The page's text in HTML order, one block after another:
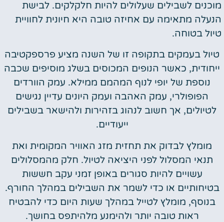
מוכנים לשבילים שעלולים להיות חלקלקים. לבישת
הנעלה מתאימה עם אחיזה טובה היא חיונית לחוויית
טיול בטוחה.
טיול בעמקים בתקופה זו של השנה מציע פרספקטיבה
ייחודית, כאשר הנופים המכוסים בשלג מוסיפים שכבה
נוספת של יופי לנוף המהמם ממילא. עמק הוורדים
הפופולרי, עמק האהבה ועמק היונים עדיין נגישים
לטיולים, אך חשוב לנהוג בזהירות ולהישאר בשבילים
ייעודיים.
מומלץ לבדוק את תחזית מזג האוויר המקומית ואת
תנאי המסלול לפני היציאה לטיול. חלק מהמסלולים
עשויים להיות סגורים באופן זמני עקב חששות
בטיחותיים או כדי לשמר את השבילים במהלך החורף.
בנוסף, מומלץ לטייל במהלך שעות היום כדי להבטיח
ראות טובה יותר ולהימנע מלהיתפס בחושך.